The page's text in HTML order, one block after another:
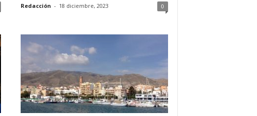
Redacción - 18 diciembre, 2023 0